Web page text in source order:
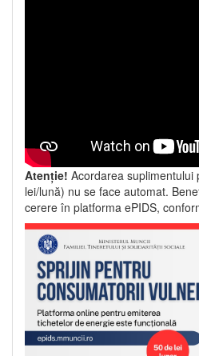
Atenție! Acordarea suplimentului
lei/lună) nu se face automat.
cerere în platforma ePIDS,